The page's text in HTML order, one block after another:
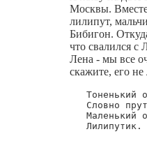
Москвы.
лилипут,
Бибигон.
что свалился
Лена - мы все
скажите, его
Тоненький
Словно
Маленький
        Лилипутик.